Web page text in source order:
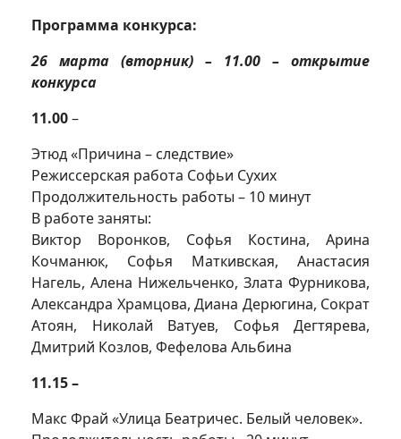
Программа конкурса:
26 марта (вторник) – 11.00 – открытие
конкурса
11.00–
Этюд «Причина – следствие»
Режиссерская работа Софьи Сухих
Продолжительность работы – 10 минут
В работе заняты:
Виктор Воронков, Софья Костина, Арина
Кочманюк, Софья Маткивская, Анастасия
Нагель, Алена Нижельченко, Злата Фурникова,
Александра Храмцова, Диана Дерюгина, Сократ
Атоян, Николай Ватуев, Софья Дегтярева,
Дмитрий Козлов, Фефелова Альбина
11.15 –
Макс Фрай «Улица Беатричес. Белый человек».